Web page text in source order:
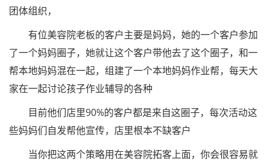
团体组织，
有位美容院老板的客户主要是妈妈，她的一个客户参加
了一个妈妈圈子，她就让这个客户带他去了这个圈子，和一
帮本地妈妈混在一起，组建了一个本地妈妈作业帮，每天大
家在一起讨论孩子作业辅导的各种
目前他们店里90%的客户都是来自这圈子，每次活动这
些妈妈们自发帮他宣传，店里根本不缺客户
当你把这两个策略用在美容院拓客上面，你会很容易就